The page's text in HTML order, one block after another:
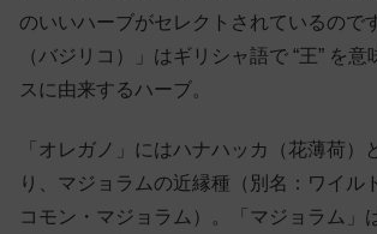
のいいハーブがセレクトされているので
（バジリコ）」はギリシャ語で “王” を
スに由来するハーブ。
「オレガノ」にはハナハッカ（花薄荷）
り、マジョラムの近縁種（別名：ワイル
コモン・マジョラム）。「マジョラム」